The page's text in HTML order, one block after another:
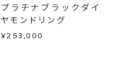
プラチナブラックダイ
ヤモンドリング
¥253,000